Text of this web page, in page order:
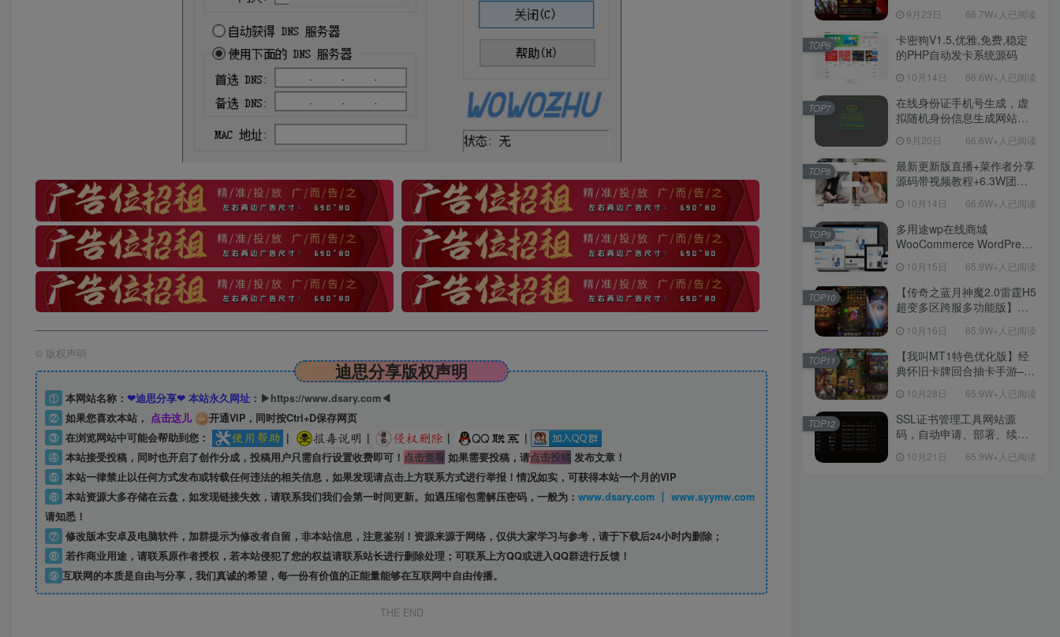
© 版权声明
迪思分享版权声明
① 本网站名称： ❤迪思分享❤ 本站永久网址： ▶https://www.dsary.com◀
② 如果您喜欢本站， 点击这儿
开通VIP，同时按Ctrl+D保存网页
③ 在浏览网站中可能会帮助到您： | | |
|
④ 本站接受投稿，同时也开启了创作分成，投稿用户只需自行设置收费即可！ 点击查看如果需要投稿，请点击投稿发布文章！
⑤ 本站一律禁止以任何方式发布或转载任何违法的相关信息，如果发现请点击上方联系方式进行举报！情况如实，可获得本站一个月的VIP
⑥ 本站资源大多存储在云盘，如发现链接失效，请联系我们我们会第一时间更新。如遇压缩包需解压密码，一般为：
www.dsary.com 丨 www.syymw.com
请知悉！
⑦ 修改版本安卓及电脑软件，加群提示为修改者自留， 非本站信息，注意鉴别！资源来源于网络，仅供大家学习与参考，请于下载后24小时内删除；
⑧ 若作商业用途，请联系原作者授权，若本站侵犯了您的权益请联系站长进行删除处理；可联系上方QQ或进入QQ群进行反馈！
⑨ 互联网的本质是自由与分享，我们真诚的希望，每一份有价值的正能量能够在互联网中自由传播。
THE END
Win服务端源码视频架设教
程！
9月23日 66.7W+人已阅读
卡密狗V1.5,优雅,免费,稳定
的PHP自动发卡系统源码
10月14日 66.6W+人已阅读
TOP6
在线身份证手机号生成，虚
拟随机身份信息生成网站源
9月20日 66.6W+人已阅读
TOP7
最新更新版直播+菜作者分享
源码带视频教程+6.3W团购
【源码+教程】
10月14日 66.6W+人已阅读
TOP8
多用途wp在线商城
WooCommerce WordPress
10月15日 65.9W+人已阅读
TOP9
【传奇之蓝月神魔2.0雷霆H5
超变多区跨服多功能版】三
理单机一键即玩镜像端-打包
Linux服务端源码-视频架设
教程
10月16日 65.9W+人已阅读
TOP10
【我叫MT1特色优化版】经
典怀旧卡牌回合抽卡手游–打
教程-多功能GM后台工具-网
页注册-安卓版本！
10月28日 65.9W+人已阅读
TOP11
SSL证书管理工具网站源
码，自动申请、部署、续期
10月21日 65.9W+人已阅读
TOP12